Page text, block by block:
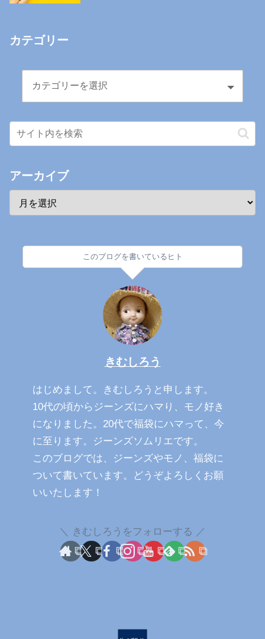
カテゴリー
アーカイブ
このブログを書いているヒト
きむしろう
はじめまして。きむしろうと申します。
10代の頃からジーンズにハマり、モノ好き
になりました。20代で福袋にハマって、今
に至ります。ジーンズソムリエです。
このブログでは、ジーンズやモノ、福袋に
ついて書いています。どうぞよろしくお願
いいたします！
きむしろうをフォローする